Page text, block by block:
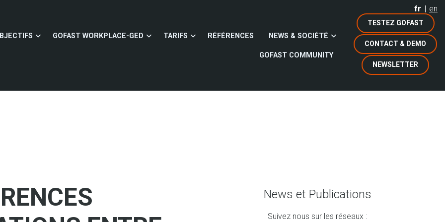
fr en
TESTEZ GOFAST
CONTACT & DEMO
NEWSLETTER
GOFAST WORKPLACE-GED TARIFS RÉFÉRENCES NEWS & SOCIÉTÉ
GOFAST COMMUNITY
News et Publications
Suivez nous sur les réseaux :